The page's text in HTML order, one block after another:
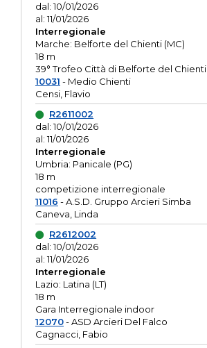
dal: 10/01/2026
al: 11/01/2026
Interregionale
Marche: Belforte del Chienti (MC)
18 m
39° Trofeo Città di Belforte del Chienti.
10031 - Medio Chienti
Censi, Flavio
R2611002
dal: 10/01/2026
al: 11/01/2026
Interregionale
Umbria: Panicale (PG)
18 m
competizione interregionale
11016 - A.S.D. Gruppo Arcieri Simba
Caneva, Linda
R2612002
dal: 10/01/2026
al: 11/01/2026
Interregionale
Lazio: Latina (LT)
18 m
Gara Interregionale indoor
12070- ASD Arcieri Del Falco
Cagnacci, Fabio